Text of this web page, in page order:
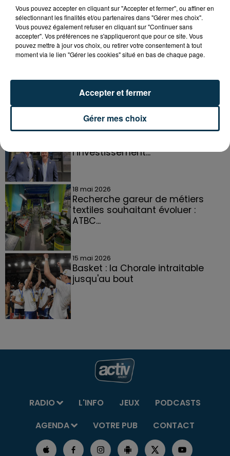
DANS LA LOIRE Voir plus
21 juillet 2026
Basket : roster, calendrier... le point
1er juin 2026
À Roanne, Or en Cash donne
l’investissement...
18 mai 2026
Recherche gareur de métiers
textiles souhaitant évoluer :
ATBC...
15 mai 2026
Basket : la Chorale intraitable
jusqu'au bout
RADIO L'INFO JEUX
PODCASTS
AGENDA
VOTRE PUB CONTACT
Vous pouvez accepter en cliquant sur "Accepter et fermer", ou affiner en
sélectionnant les finalités et/ou partenaires dans "Gérer mes choix".
Vous pouvez également refuser en cliquant sur "Continuer sans
accepter". Vos préférences ne s'appliqueront que pour ce site. Vous
pouvez mettre à jour vos choix, ou retirer votre consentement à tout
moment via le lien "Gérer les cookies" situé en bas de chaque page.
Gérer mes choix
Accepter et fermer